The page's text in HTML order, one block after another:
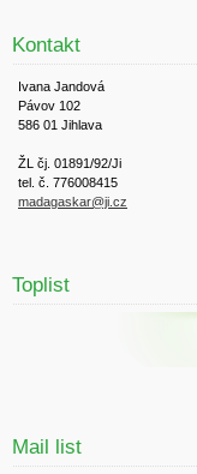
Kontakt
Ivana Jandová
Pávov 102
586 01 Jihlava
ŽL čj. 01891/92/Ji
tel. č. 776008415
madagaskar@ji.cz
Toplist
Mail list